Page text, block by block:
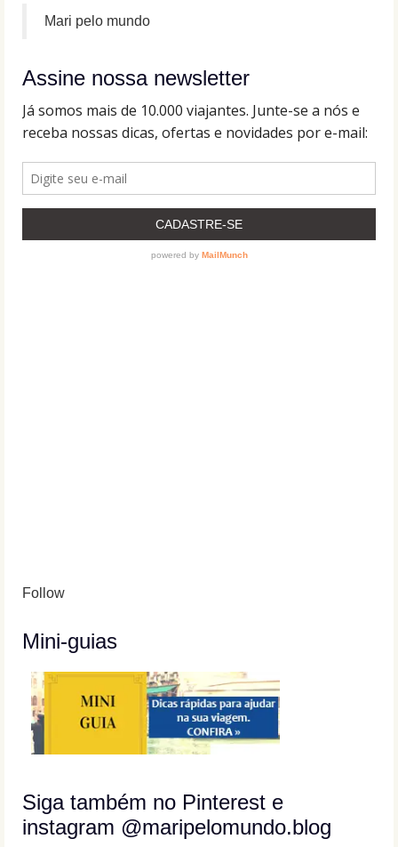
Mari pelo mundo
Assine nossa newsletter
Follow
Mini-guias
Siga também no Pinterest e
instagram @maripelomundo.blog